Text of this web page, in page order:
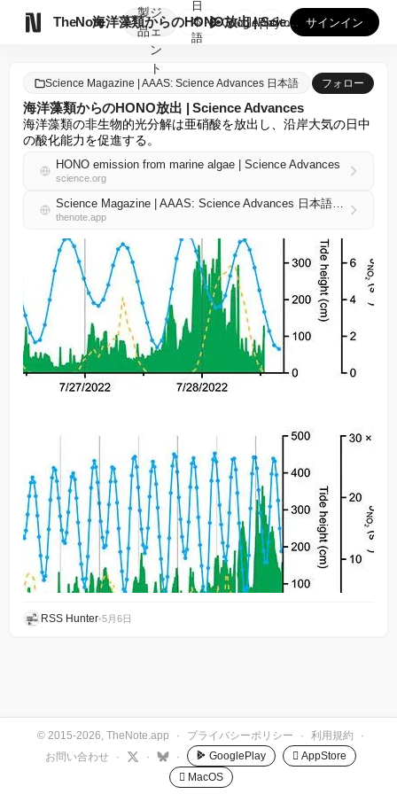
TheNote
製
品
ジ
ェ
ン
ト
海洋藻類からのHONO放出 | Science Advanc...
日
本
語
GooglePlay
AppStore サインイン
Science Magazine | AAAS: Science Advances 日本語 フォロー
海洋藻類からのHONO放出 | Science Advances
海洋藻類の非生物的光分解は亜硝酸を放出し、沿岸大気の日中
の酸化能力を促進する。
HONO emission from marine algae | Science Advances
science.org
Science Magazine | AAAS: Science Advances 日本語 RSS
thenote.app
RSS Hunter•5月6日
© 2015-2026, TheNote.app · プライバシーポリシー · 利用規約
·
お問い合わせ
· · · GooglePlay
 AppStore
 MacOS